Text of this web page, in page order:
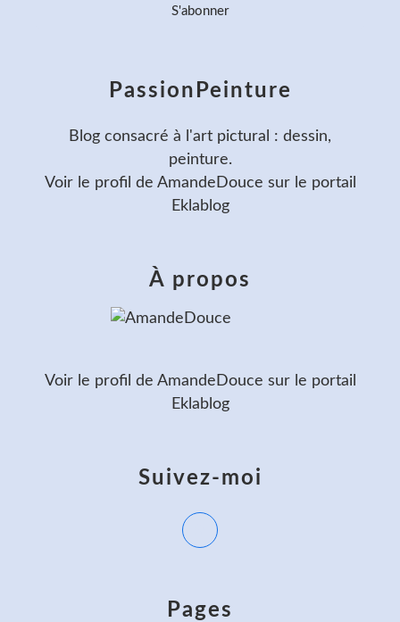
Pages
PassionPeinture
Blog consacré à l'art pictural : dessin,
peinture.
Voir le profil de AmandeDouce sur le portail
Eklablog
Suivez-moi
À propos
Voir le profil de AmandeDouce sur le portail
Eklablog